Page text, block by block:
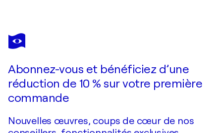
ANNE MAIZIANNE
Cotton wool
Abonnez-vous et bénéficiez d’une
réduction de 10 % sur votre première
commande
Nouvelles œuvres, coups de cœur de nos